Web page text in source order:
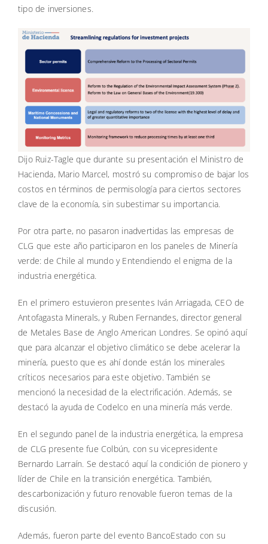
tipo de inversiones.
Dijo Ruiz-Tagle que durante su presentación el Ministro de
Hacienda, Mario Marcel, mostró su compromiso de bajar los
costos en términos de permisología para ciertos sectores
clave de la economía, sin subestimar su importancia.
Por otra parte, no pasaron inadvertidas las empresas de
CLG que este año participaron en los paneles de Minería
verde: de Chile al mundo y Entendiendo el enigma de la
industria energética.
En el primero estuvieron presentes Iván Arriagada, CEO de
Antofagasta Minerals, y Ruben Fernandes, director general
de Metales Base de Anglo American Londres. Se opinó aquí
que para alcanzar el objetivo climático se debe acelerar la
minería, puesto que es ahí donde están los minerales
críticos necesarios para este objetivo. También se
mencionó la necesidad de la electrificación. Además, se
destacó la ayuda de Codelco en una minería más verde.
En el segundo panel de la industria energética, la empresa
de CLG presente fue Colbún, con su vicepresidente
Bernardo Larraín. Se destacó aquí la condición de pionero y
líder de Chile en la transición energética. También,
descarbonización y futuro renovable fueron temas de la
discusión.
Además, fueron parte del evento BancoEstado con su